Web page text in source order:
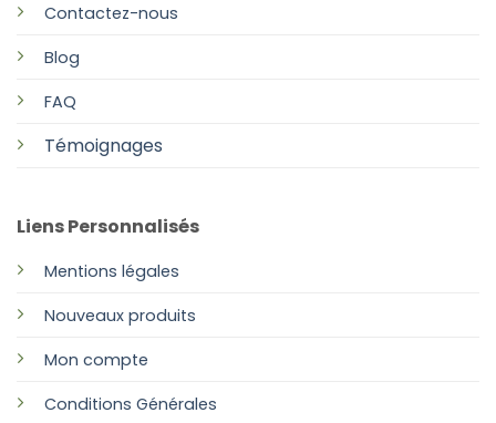
Contactez-nous
Blog
FAQ
Témoignages
Liens Personnalisés
Mentions légales
Nouveaux produits
Mon compte
Conditions Générales